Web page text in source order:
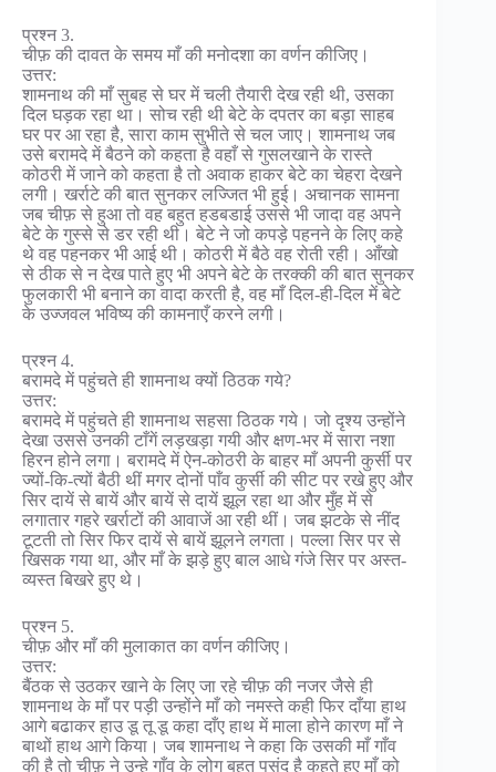
प्रश्न 3.
चीफ़ की दावत के समय माँ की मनोदशा का वर्णन कीजिए।
उत्तर:
शामनाथ की माँ सुबह से घर में चली तैयारी देख रही थी, उसका
दिल घड़क रहा था। सोच रही थी बेटे के दपतर का बड़ा साहब
घर पर आ रहा है, सारा काम सुभीते से चल जाए। शामनाथ जब
उसे बरामदे में बैठने को कहता है वहाँ से गुसलखाने के रास्ते
कोठरी में जाने को कहता है तो अवाक हाकर बेटे का चेहरा देखने
लगी। खर्राटे की बात सुनकर लज्जित भी हुई। अचानक सामना
जब चीफ़ से हुआ तो वह बहुत हडबडाई उससे भी जादा वह अपने
बेटे के गुस्से से डर रही थी। बेटे ने जो कपड़े पहनने के लिए कहे
थे वह पहनकर भी आई थी। कोठरी में बैठे वह रोती रही। आँखो
से ठीक से न देख पाते हुए भी अपने बेटे के तरक्की की बात सुनकर
फुलकारी भी बनाने का वादा करती है, वह माँ दिल-ही-दिल में बेटे
के उज्जवल भविष्य की कामनाएँ करने लगी।
प्रश्न 4.
बरामदे में पहुंचते ही शामनाथ क्यों ठिठक गये?
उत्तर:
बरामदे में पहुंचते ही शामनाथ सहसा ठिठक गये। जो दृश्य उन्होंने
देखा उससे उनकी टाँगें लड़खड़ा गयी और क्षण-भर में सारा नशा
हिरन होने लगा। बरामदे में ऐन-कोठरी के बाहर माँ अपनी कुर्सी पर
ज्यों-कि-त्यों बैठी थीं मगर दोनों पाँव कुर्सी की सीट पर रखे हुए और
सिर दायें से बायें और बायें से दायें झूल रहा था और मुँह में से
लगातार गहरे खर्राटों की आवाजें आ रही थीं। जब झटके से नींद
टूटती तो सिर फिर दायें से बायें झूलने लगता। पल्ला सिर पर से
खिसक गया था, और माँ के झड़े हुए बाल आधे गंजे सिर पर अस्त-
व्यस्त बिखरे हुए थे।
प्रश्न 5.
चीफ़ और माँ की मुलाकात का वर्णन कीजिए।
उत्तर:
बैंठक से उठकर खाने के लिए जा रहे चीफ़ की नजर जैसे ही
शामनाथ के माँ पर पड़ी उन्होंने माँ को नमस्ते कही फिर दाँया हाथ
आगे बढाकर हाउ डू तू डू कहा दाँए हाथ में माला होने कारण माँ ने
बाथों हाथ आगे किया। जब शामनाथ ने कहा कि उसकी माँ गाँव
की है तो चीफ़ ने उन्हे गाँव के लोग बहुत पसंद है कहते हुए माँ को